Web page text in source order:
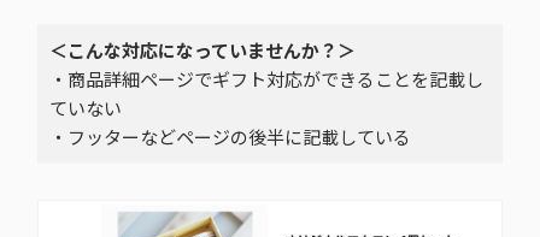
＜こんな対応になっていませんか？＞
・商品詳細ページでギフト対応ができることを記載し
ていない
・フッターなどページの後半に記載している